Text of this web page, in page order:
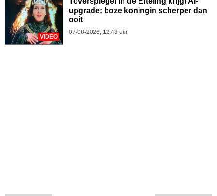
VIDEO
upgrade: boze koningin scherper dan
ooit
07-08-2026, 12.48 uur